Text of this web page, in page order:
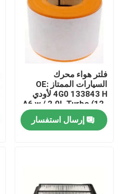
فلتر هواء محرك
السيارات الممتاز OE:
4G0 133843 H لأودي
A6 w / 2.0L Turbo (12-
19)
إرسال استفسار